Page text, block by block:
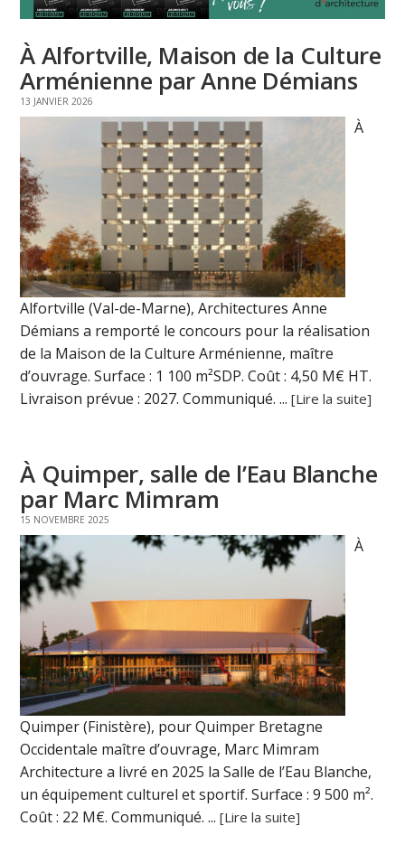
À Alfortville, Maison de la Culture
Arménienne par Anne Démians
13 JANVIER 2026
À
Alfortville (Val-de-Marne), Architectures Anne
Démians a remporté le concours pour la réalisation
de la Maison de la Culture Arménienne, maître
d’ouvrage. Surface : 1 100 m²SDP. Coût : 4,50 M€ HT.
Livraison prévue : 2027. Communiqué. ...[Lire la suite]
À Quimper, salle de l’Eau Blanche
par Marc Mimram
15 NOVEMBRE 2025
À
Quimper (Finistère), pour Quimper Bretagne
Occidentale maître d’ouvrage, Marc Mimram
Architecture a livré en 2025 la Salle de l’Eau Blanche,
un équipement culturel et sportif. Surface : 9 500 m².
Coût : 22 M€. Communiqué. ...[Lire la suite]